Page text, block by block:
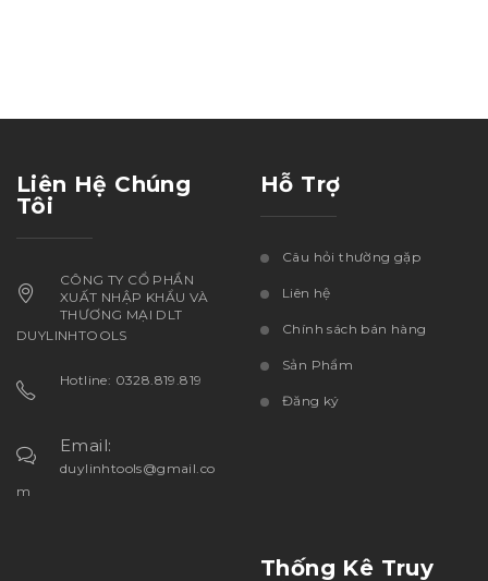
Liên Hệ Chúng
Tôi
CÔNG TY CỔ PHẦN
XUẤT NHẬP KHẨU VÀ
THƯƠNG MẠI DLT
DUYLINHTOOLS
Hotline: 0328.819.819
Email:
duylinhtools@gmail.co
m
Hỗ Trợ
Câu hỏi thường gặp
Liên hệ
Chính sách bán hàng
Sản Phẩm
Đăng ký
Thống Kê Truy